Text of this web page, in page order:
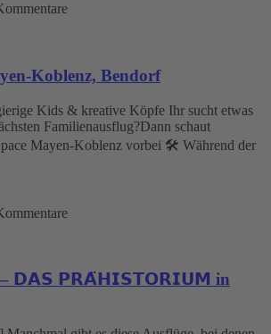
Koblenz, Bendorf
Kids & kreative Köpfe Ihr sucht etwas
Familienausflug?Dann schaut
Mayen-Koblenz vorbei 🛠️ Während der
𝗗𝗔𝗦 𝗣𝗥𝗔̈𝗛𝗜𝗦𝗧𝗢𝗥𝗜𝗨𝗠 in